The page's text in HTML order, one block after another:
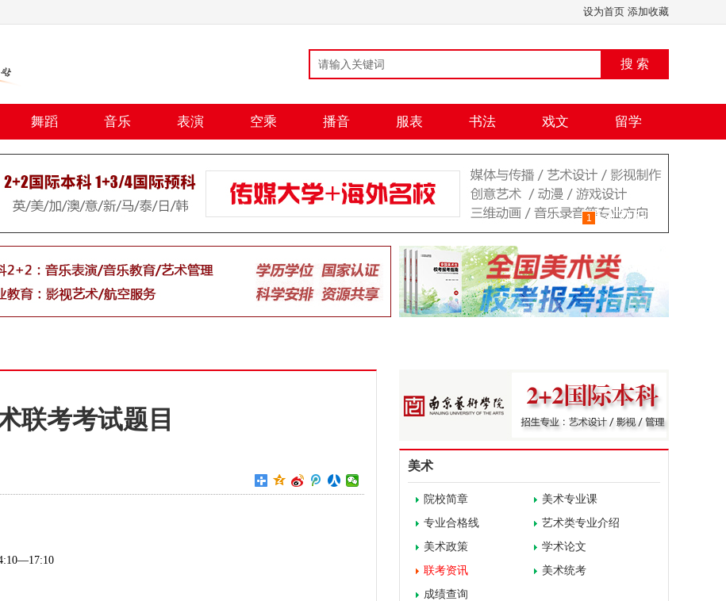
设为首页 添加收藏
搜 索
舞蹈 音乐 表演 空乘 播音 服表 书法 戏文 留学
1 2 3 4
联考考试题目
美术
院校简章
美术专业课
专业合格线
艺术类专业介绍
美术政策
学术论文
联考资讯
美术统考
成绩查询